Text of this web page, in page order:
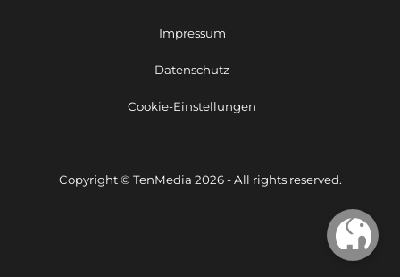
Impressum
Datenschutz
Cookie-Einstellungen
Copyright © TenMedia 2026 - All rights reserved.